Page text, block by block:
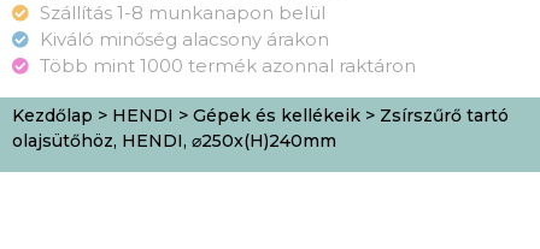
Szállítás 1-8 munkanapon belül
Kiváló minőség alacsony árakon
Több mint 1000 termék azonnal raktáron
Kezdőlap > HENDI > Gépek és kellékeik > Zsírszűrő tartó
olajsütőhöz, HENDI, ⌀250x(H)240mm